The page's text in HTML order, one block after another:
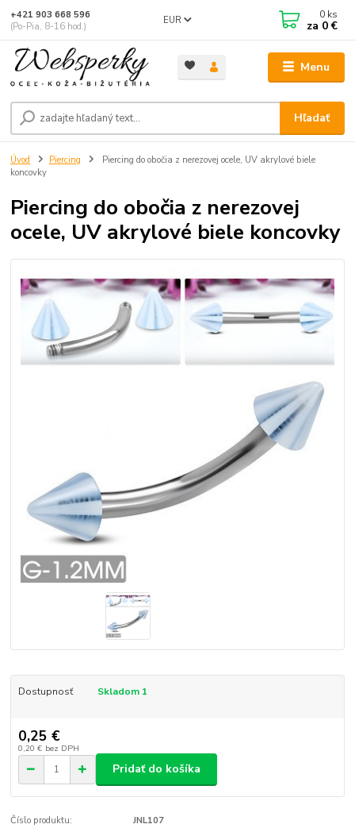
Menu
EUR
Hľadať
+421 903 668 596
(Po-Pia, 8-16 hod.)
0 ks
za 0 €
Úvod Piercing
Piercing do obočia z nerezovej ocele, UV akrylové biele
koncovky
Piercing do obočia z nerezovej
ocele, UV akrylové biele koncovky
Dostupnosť Skladom 1
0,25 €
0,20 € bez DPH
Pridať do košíka
Číslo produktu: JNL107